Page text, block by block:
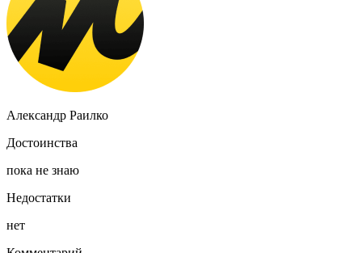
Александр Раилко
Достоинства
пока не знаю
Недостатки
нет